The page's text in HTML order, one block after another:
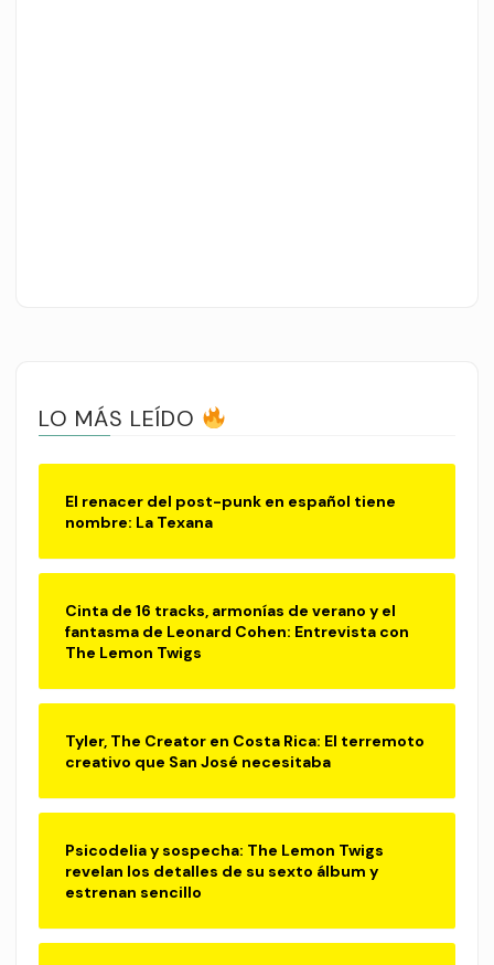
LO MÁS LEÍDO
El renacer del post-punk en español tiene
nombre: La Texana
Cinta de 16 tracks, armonías de verano y el
fantasma de Leonard Cohen: Entrevista con
The Lemon Twigs
Tyler, The Creator en Costa Rica: El terremoto
creativo que San José necesitaba
Psicodelia y sospecha: The Lemon Twigs
revelan los detalles de su sexto álbum y
estrenan sencillo